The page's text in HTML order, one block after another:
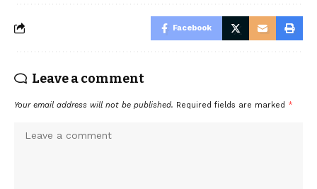
Facebook
Leave a comment
Your email address will not be published. Required fields are marked *